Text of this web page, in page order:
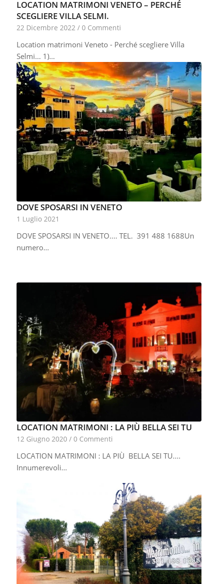
LOCATION MATRIMONI VENETO – PERCHÉ
SCEGLIERE VILLA SELMI.
22 Dicembre 2022 / 0 Commenti
Location matrimoni Veneto - Perché scegliere Villa
Selmi... 1)…
DOVE SPOSARSI IN VENETO
1 Luglio 2021
DOVE SPOSARSI IN VENETO.... TEL. 391 488 1688Un
numero…
LOCATION MATRIMONI : LA PIÙ BELLA SEI TU
12 Giugno 2020 / 0 Commenti
LOCATION MATRIMONI : LA PIÙ BELLA SEI TU....
Innumerevoli…